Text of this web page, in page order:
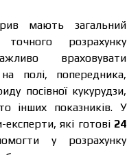
мають загальний
розрахунку
враховувати
полі, попередника,
посівної кукурудзи,
інших показників. У
які готові24
у розрахунку